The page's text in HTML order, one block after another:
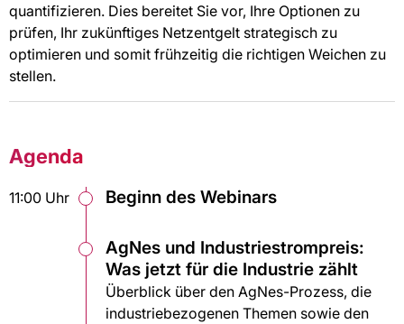
quantifizieren. Dies bereitet Sie vor, Ihre Optionen zu
prüfen, Ihr zukünftiges Netzentgelt strategisch zu
optimieren und somit frühzeitig die richtigen Weichen zu
stellen.
Agenda
11:00 Uhr Beginn des Webinars
AgNes und Industriestrompreis:
Was jetzt für die Industrie zählt
Überblick über den AgNes-Prozess, die
industriebezogenen Themen sowie den